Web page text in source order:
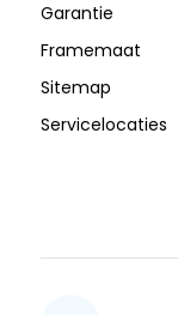
Garantie
Framemaat
Sitemap
Servicelocaties